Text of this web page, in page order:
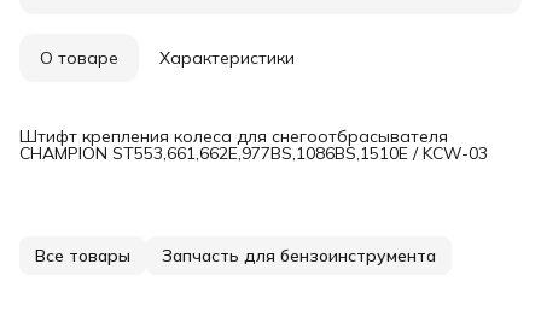
О товаре Характеристики
Штифт крепления колеса для снегоотбрасывателя
CHAMPION ST553,661,662Е,977BS,1086BS,1510E / KCW-03
Все товары Запчасть для бензоинструмента